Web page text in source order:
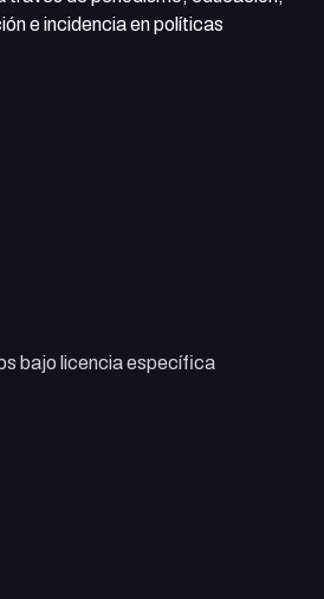
e incidencia en políticas
bajo licencia específica